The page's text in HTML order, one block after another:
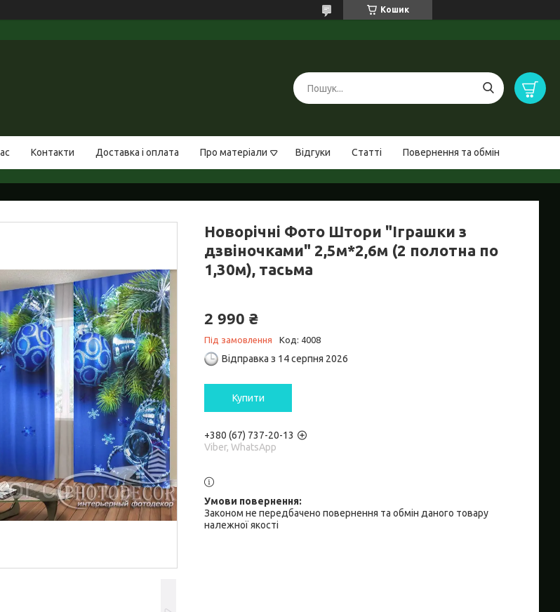
Кошик
Контакти Доставка і оплата Про матеріали Відгуки Статті Повернення та обмін
Новорічні Фото Штори "Іграшки з
дзвіночками" 2,5м*2,6м (2 полотна по
1,30м), тасьма
2 990 ₴
Під замовлення Код: 4008
Відправка з 14 серпня 2026
Купити
+380 (67) 737-20-13
Viber, WhatsApp
Законом не передбачено повернення та обмін даного товару
належної якості